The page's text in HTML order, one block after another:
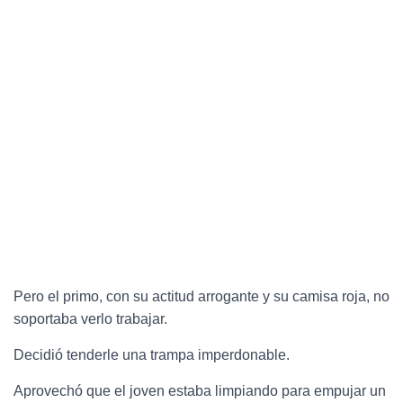
Pero el primo, con su actitud arrogante y su camisa roja, no
soportaba verlo trabajar.
Decidió tenderle una trampa imperdonable.
Aprovechó que el joven estaba limpiando para empujar un